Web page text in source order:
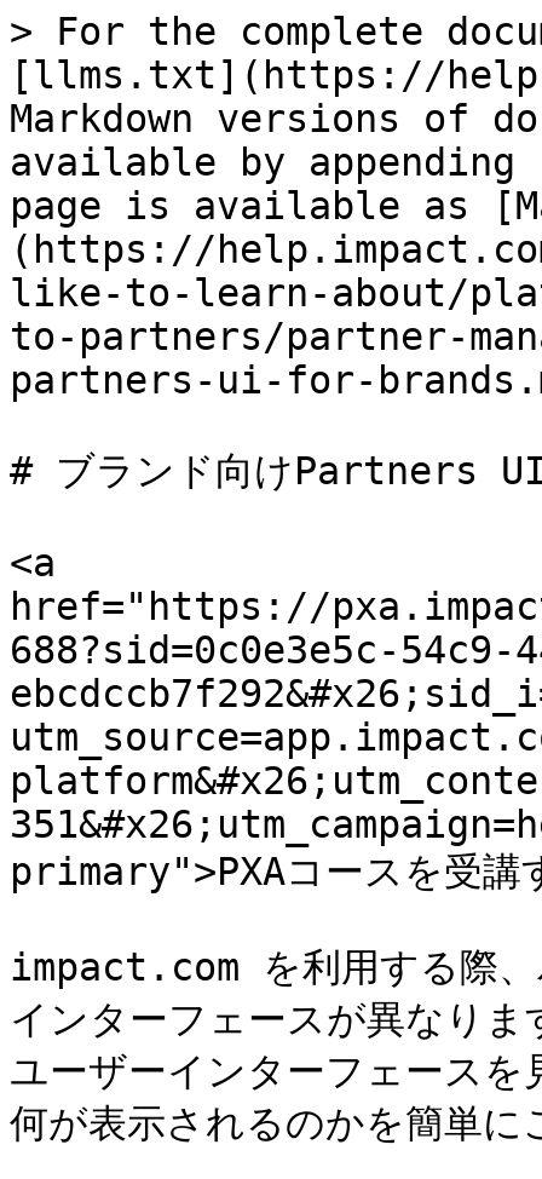
> For the complete
[llms.txt](https://
Markdown versions of
available by
page is available as
(https://
like-to-learn-about/
to-partners/partner-
partners-ui-for-
# ブランド向けPartners
<a
href="https://
688?sid=0c0e3e5c-54c9-
primary">PXAコースを受講
impact.com を利用する際、
インターフェースが異なり
ユーザーインターフェース
何が表示されるのかを簡単に